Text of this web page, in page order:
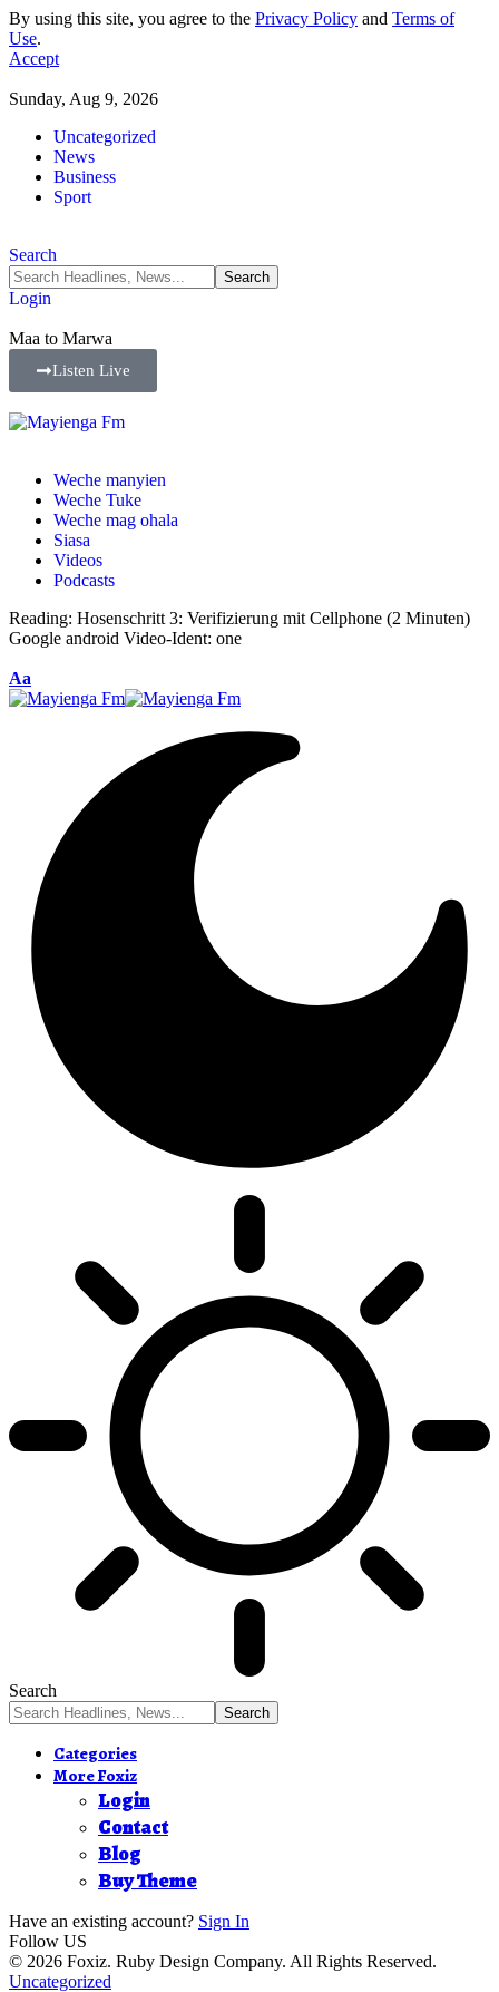
By using this site, you agree to the Privacy Policy and Terms of
Use.
Accept
Sunday, Aug 9, 2026
Uncategorized
News
Business
Sport
Search
Login
Maa to Marwa
Listen Live
Weche manyien
Weche Tuke
Weche mag ohala
Siasa
Videos
Podcasts
Reading: Hosenschritt 3: Verifizierung mit Cellphone (2 Minuten)
Google android Video-Ident: one
Aa
Search
Categories
More Foxiz
Login
Contact
Blog
Buy Theme
Have an existing account? Sign In
Follow US
© 2026 Foxiz. Ruby Design Company. All Rights Reserved.
Uncategorized